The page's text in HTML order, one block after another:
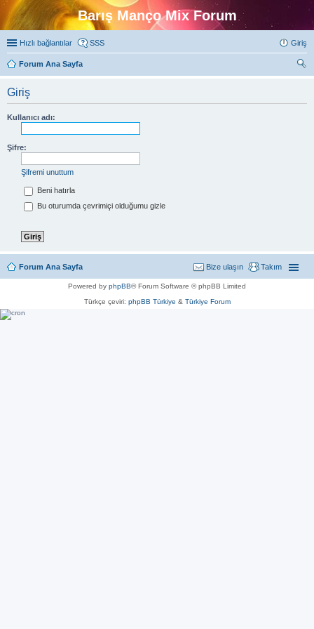
Barış Manço Mix Forum
Hızlı bağlantılar SSS Giriş
Forum Ana Sayfa
Giriş
Kullanıcı adı:
Şifre:
Şifremi unuttum
Beni hatırla
Bu oturumda çevrimiçi olduğumu gizle
Forum Ana Sayfa Takım
Bize ulaşın
Powered by phpBB® Forum Software © phpBB Limited
Türkçe çeviri: phpBB Türkiye & Türkiye Forum